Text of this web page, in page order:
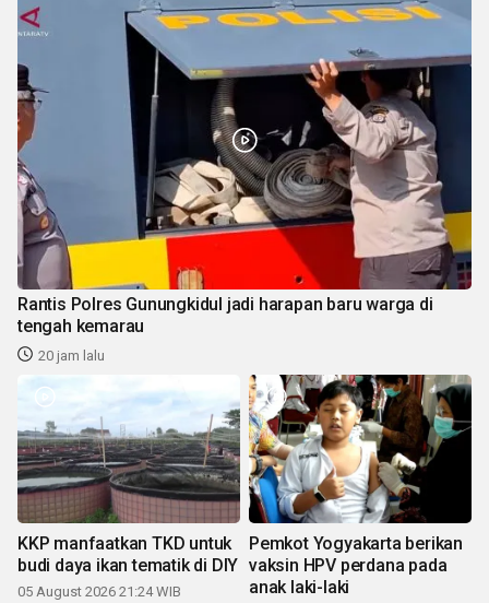
Rantis Polres Gunungkidul jadi harapan baru warga di
tengah kemarau
20 jam lalu
KKP manfaatkan TKD untuk
budi daya ikan tematik di DIY
05 August 2026 21:24 WIB
Pemkot Yogyakarta berikan
vaksin HPV perdana pada
anak laki-laki